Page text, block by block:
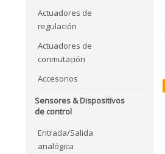
Actuadores de
regulación
Actuadores de
conmutación
Accesorios
Sensores & Dispositivos
de control
Entrada/Salida
analógica